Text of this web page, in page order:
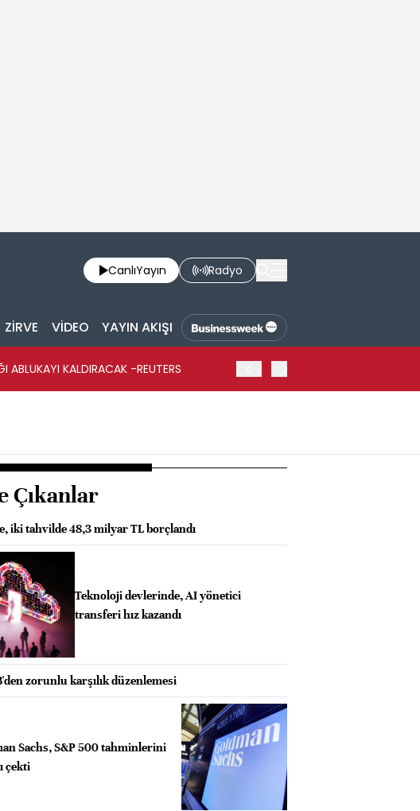
CanlıYayın Radyo
ZİRVE VİDEO YAYIN AKIŞI
ABLUKAYI KALDIRACAK -REUTERS
Çıkanlar
iki tahvilde 48,3 milyar TL borçlandı
Teknoloji devlerinde, AI yönetici
transferi hız kazandı
zorunlu karşılık düzenlemesi
Sachs, S&P 500 tahminlerini
çekti